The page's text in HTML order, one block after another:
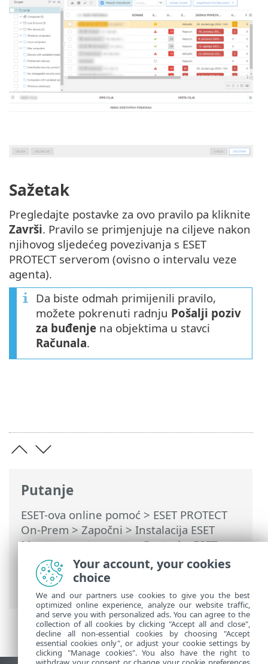
Putanje
ESET-ova online pomoć > ESET PROTECT
On-Prem > Započni > Instalacija ESET
Management agenta>Postavke ESET
Management agenta> Stvaranje pravila
radi aktivacije zaštite lozinkom za ESET
Management agent
Sažetak
Pregledajte postavke za ovo pravilo pa kliknite
Završi. Pravilo se primjenjuje na ciljeve nakon
njihovog sljedećeg povezivanja s ESET
PROTECT serverom (ovisno o intervalu veze
agenta).
Da biste odmah primijenili pravilo,
možete pokrenuti radnju Pošalji poziv
za buđenje na objektima u stavci
Računala.
Your account, your cookies
choice
We and our partners use cookies to give you the best
optimized online experience, analyze our website traffic,
and serve you with personalized ads. You can agree to the
collection of all cookies by clicking "Accept all and close",
decline all non-essential cookies by choosing "Accept
essential cookies only", or adjust your cookie settings by
clicking "Manage cookies". You also have the right to